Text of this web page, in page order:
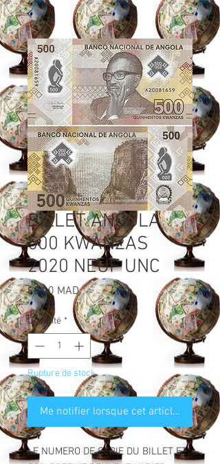
BILLET ANGOLA
500 KWANZAS
2020 NEUF UNC
98,00 MADPrix
Quantité *
Rupture de stock
Me notifier lorsque cet article est
LE NUMERO DE SERIE DU BILLET ET